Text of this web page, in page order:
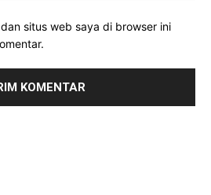
situs web saya di browser ini